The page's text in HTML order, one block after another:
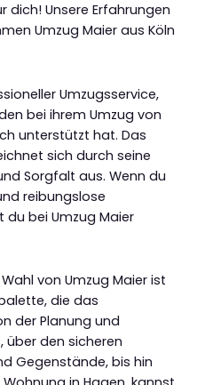
Unsere Erfahrungen
Umzug Maier aus Köln
Umzugsservice,
bei ihrem Umzug von
unterstützt hat. Das
sich durch seine
Sorgfalt aus. Wenn du
reibungslose
du bei Umzug Maier
von Umzug Maier ist
die das
der Planung und
über den sicheren
Gegenstände, bis hin